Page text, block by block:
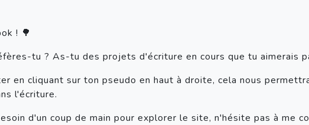
! 🌳
tu ? As-tu des projets d'écriture en cours que tu aimerais
en cliquant sur ton pseudo en haut à droite, cela nous
l'écriture.
d'un coup de main pour explorer le site, n'hésite pas à me